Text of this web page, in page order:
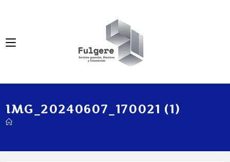
IMG_20240607_170021 (1)